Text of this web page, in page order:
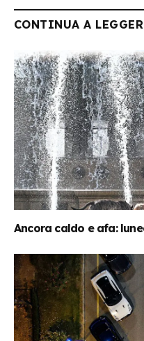
CONTINUA A
Ancora caldo e afa: